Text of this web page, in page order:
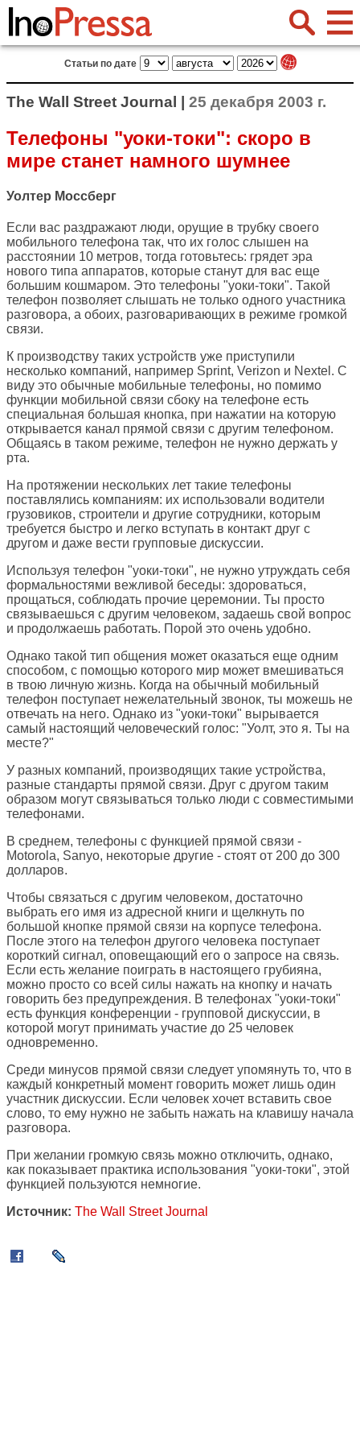
Статьи по дате
The Wall Street Journal | 25 декабря 2003 г.
Телефоны "уоки-токи": скоро в
мире станет намного шумнее
Уолтер Моссберг
Если вас раздражают люди, орущие в трубку своего
мобильного телефона так, что их голос слышен на
расстоянии 10 метров, тогда готовьтесь: грядет эра
нового типа аппаратов, которые станут для вас еще
большим кошмаром. Это телефоны "уоки-токи". Такой
телефон позволяет слышать не только одного участника
разговора, а обоих, разговаривающих в режиме громкой
связи.
К производству таких устройств уже приступили
несколько компаний, например Sprint, Verizon и Nextel. С
виду это обычные мобильные телефоны, но помимо
функции мобильной связи сбоку на телефоне есть
специальная большая кнопка, при нажатии на которую
открывается канал прямой связи с другим телефоном.
Общаясь в таком режиме, телефон не нужно держать у
рта.
На протяжении нескольких лет такие телефоны
поставлялись компаниям: их использовали водители
грузовиков, строители и другие сотрудники, которым
требуется быстро и легко вступать в контакт друг с
другом и даже вести групповые дискуссии.
Используя телефон "уоки-токи", не нужно утруждать себя
формальностями вежливой беседы: здороваться,
прощаться, соблюдать прочие церемонии. Ты просто
связываешься с другим человеком, задаешь свой вопрос
и продолжаешь работать. Порой это очень удобно.
Однако такой тип общения может оказаться еще одним
способом, с помощью которого мир может вмешиваться
в твою личную жизнь. Когда на обычный мобильный
телефон поступает нежелательный звонок, ты можешь не
отвечать на него. Однако из "уоки-токи" вырывается
самый настоящий человеческий голос: "Уолт, это я. Ты на
месте?"
У разных компаний, производящих такие устройства,
разные стандарты прямой связи. Друг с другом таким
образом могут связываться только люди с совместимыми
телефонами.
В среднем, телефоны с функцией прямой связи -
Motorola, Sanyo, некоторые другие - стоят от 200 до 300
долларов.
Чтобы связаться с другим человеком, достаточно
выбрать его имя из адресной книги и щелкнуть по
большой кнопке прямой связи на корпусе телефона.
После этого на телефон другого человека поступает
короткий сигнал, оповещающий его о запросе на связь.
Если есть желание поиграть в настоящего грубияна,
можно просто со всей силы нажать на кнопку и начать
говорить без предупреждения. В телефонах "уоки-токи"
есть функция конференции - групповой дискуссии, в
которой могут принимать участие до 25 человек
одновременно.
Среди минусов прямой связи следует упомянуть то, что в
каждый конкретный момент говорить может лишь один
участник дискуссии. Если человек хочет вставить свое
слово, то ему нужно не забыть нажать на клавишу начала
разговора.
При желании громкую связь можно отключить, однако,
как показывает практика использования "уоки-токи", этой
функцией пользуются немногие.
Источник: The Wall Street Journal